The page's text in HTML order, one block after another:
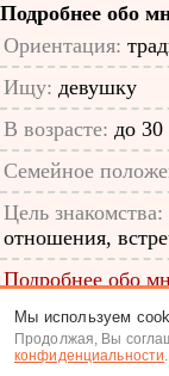
Подробнее обо
Ориентация:
Ищу: девушку
В возрасте: до 30
Семейное
Цель знакомства:
отношения,
Подробнее обо
ID анкеты:
Знакомства|
Мы используем
Продолжая, Вы
конфиденциальности.